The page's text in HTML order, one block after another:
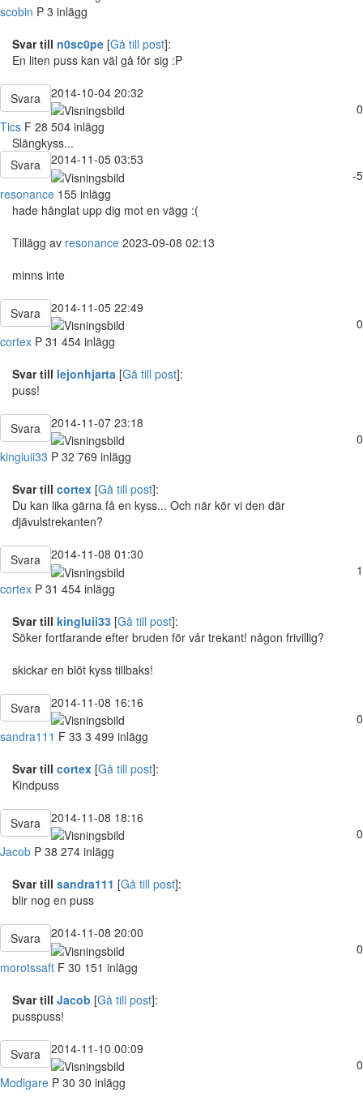
scobin P 3 inlägg
Svar till n0sc0pe [Gå till post]:
En liten puss kan väl gå för sig :P
Svara
2014-10-04 20:32
0
Tics F 28 504 inlägg
Slängkyss...
Svara
2014-11-05 03:53
-5
resonance 155 inlägg
hade hånglat upp dig mot en vägg :(
Tillägg av resonance 2023-09-08 02:13
minns inte
Svara
2014-11-05 22:49
0
cortex P 31 454 inlägg
Svar till lejonhjarta [Gå till post]:
puss!
Svara
2014-11-07 23:18
0
kingluii33 P 32 769 inlägg
Svar till cortex [Gå till post]:
Du kan lika gärna få en kyss... Och när kör vi den där
djävulstrekanten?
Svara
2014-11-08 01:30
1
cortex P 31 454 inlägg
Svar till kingluii33 [Gå till post]:
Söker fortfarande efter bruden för vår trekant! någon frivillig?
skickar en blöt kyss tillbaks!
Svara
2014-11-08 16:16
0
sandra111 F 33 3 499 inlägg
Svar till cortex [Gå till post]:
Kindpuss
Svara
2014-11-08 18:16
0
Jacob P 38 274 inlägg
Svar till sandra111 [Gå till post]:
blir nog en puss
Svara
2014-11-08 20:00
0
morotssaft F 30 151 inlägg
Svar till Jacob [Gå till post]:
pusspuss!
Svara
2014-11-10 00:09
0
Modigare P 30 30 inlägg